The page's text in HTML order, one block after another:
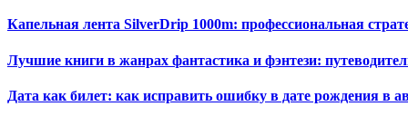
Капельная лента SilverDrip 1000m: профессиональная
Лучшие книги в жанрах фантастика и фэнтези:
Дата как билет: как исправить ошибку в дате рождения в